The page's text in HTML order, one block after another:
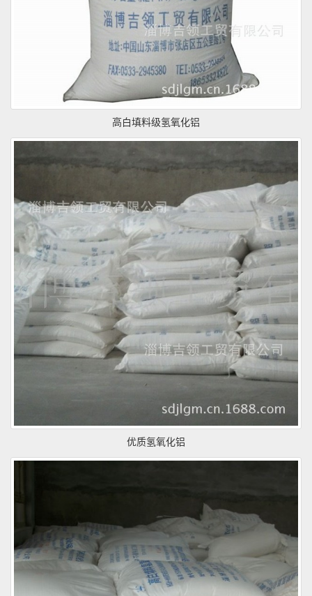
高白填料级氢氧化铝
优质氢氧化铝